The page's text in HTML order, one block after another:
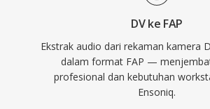
DV ke FAP
Ekstrak audio dari rekaman kamera
dalam format FAP —
profesional dan kebutuhan
Ensoniq.